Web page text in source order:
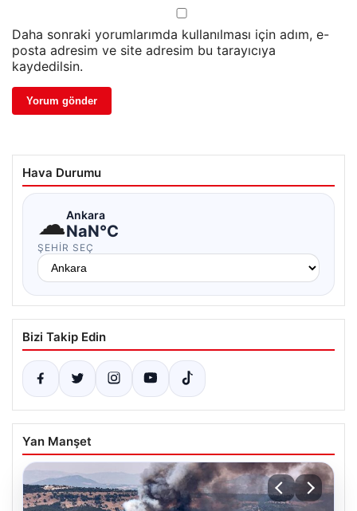
Daha sonraki yorumlarımda kullanılması için adım, e-
posta adresim ve site adresim bu tarayıcıya
kaydedilsin.
Hava Durumu
☁Ankara
NaN°C
ŞEHIR SEÇ
Bizi Takip Edin
Yan Manşet